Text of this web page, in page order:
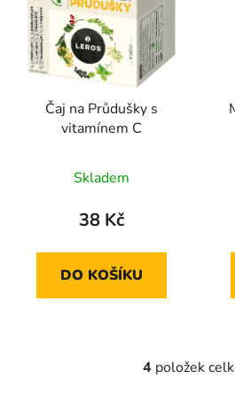
Čaj na Průdušky s
vitamínem C
Skladem
38 Kč
DO KOŠÍKU
O
4 položek